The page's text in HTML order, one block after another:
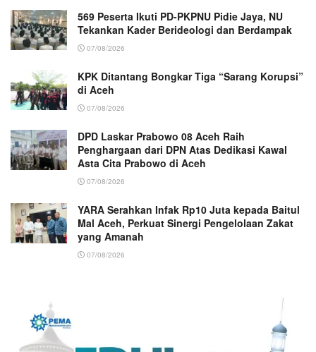
569 Peserta Ikuti PD-PKPNU Pidie Jaya, NU
Tekankan Kader Berideologi dan Berdampak
07/08/2026
KPK Ditantang Bongkar Tiga “Sarang Korupsi”
di Aceh
07/08/2026
DPD Laskar Prabowo 08 Aceh Raih
Penghargaan dari DPN Atas Dedikasi Kawal
Asta Cita Prabowo di Aceh
07/08/2026
YARA Serahkan Infak Rp10 Juta kepada Baitul
Mal Aceh, Perkuat Sinergi Pengelolaan Zakat
yang Amanah ‎
07/08/2026